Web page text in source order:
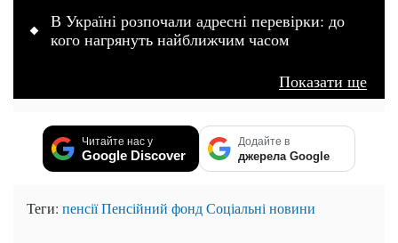
В Україні розпочали адресні перевірки: до
кого нагрянуть найближчим часом
Показати ще
Читайте нас у
Google Discover
Додайте в
джерела Google
Теги: пенсіїПенсійний фондСоціальні новини